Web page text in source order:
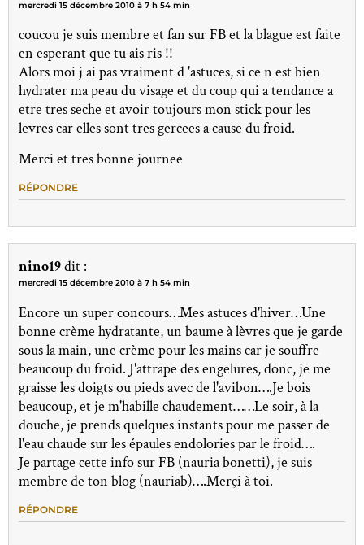
mercredi 15 décembre 2010 à 7 h 54 min
coucou je suis membre et fan sur FB et la blague est faite
en esperant que tu ais ris !!
Alors moi j ai pas vraiment d 'astuces, si ce n est bien
hydrater ma peau du visage et du coup qui a tendance a
etre tres seche et avoir toujours mon stick pour les
levres car elles sont tres gercees a cause du froid.
Merci et tres bonne journee
RÉPONDRE
nino19dit :
mercredi 15 décembre 2010 à 7 h 54 min
Encore un super concours…Mes astuces d'hiver…Une
bonne crème hydratante, un baume à lèvres que je garde
sous la main, une crème pour les mains car je souffre
beaucoup du froid. J'attrape des engelures, donc, je me
graisse les doigts ou pieds avec de l'avibon….Je bois
beaucoup, et je m'habille chaudement……Le soir, à la
douche, je prends quelques instants pour me passer de
l'eau chaude sur les épaules endolories par le froid….
Je partage cette info sur FB (nauria bonetti), je suis
membre de ton blog (nauriab)….Merçi à toi.
RÉPONDRE